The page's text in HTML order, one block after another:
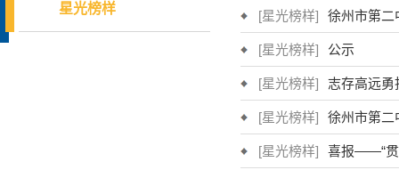
星光榜样 [星光榜样] 徐州市第二
[星光榜样] 公示
[星光榜样] 志存高远
[星光榜样] 徐州市第二
[星光榜样] 喜报——“贯